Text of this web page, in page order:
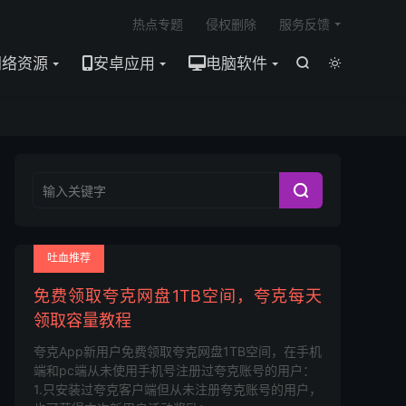


资源 安卓应用 电脑软件
热点专题 侵权删除 服务反馈

吐血推荐
免费领取夸克网盘1TB空间，夸克每天
领取容量教程
夸克App新用户免费领取夸克网盘1TB空间，在手机
端和pc端从未使用手机号注册过夸克账号的用户：
1.只安装过夸克客户端但从未注册夸克账号的用户，